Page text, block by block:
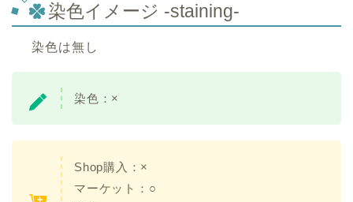
染色イメージ -staining-
染色は無し
染色：×
Shop購入：×
マーケット：○